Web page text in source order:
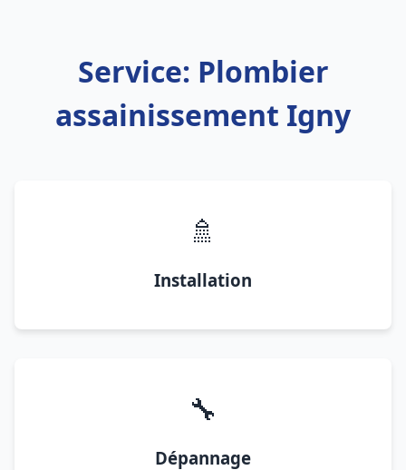
Service: Plombier
assainissement Igny
🚿
Installation
🔧
Dépannage